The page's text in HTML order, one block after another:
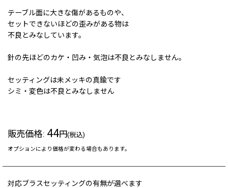
テーブル面に大きな傷があるものや、
セットできないほどの歪みがある物は
不良とみなしています。
針の先ほどのカケ・凹み・気泡は不良とみなしません。
セッティングは未メッキの真鍮です
シミ・変色は不良とみなしません
販売価格: 44円(税込)
オプションにより価格が変わる場合もあります。
対応ブラスセッティングの有無が選べます